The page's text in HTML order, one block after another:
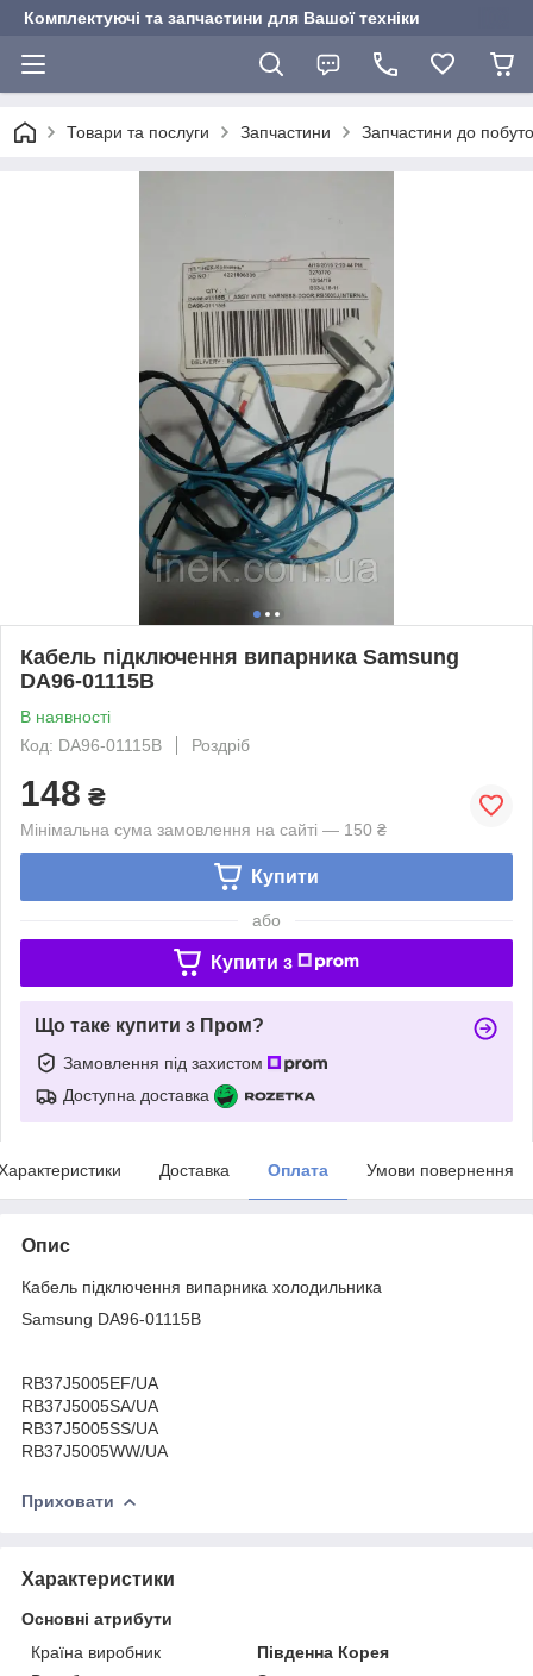
Комплектуючі та запчастини для Вашої техніки
Товари та послуги Запчастини Запчастини до
Кабель підключення випарника Samsung
DA96-01115B
В наявності
Код: DA96-01115B
Роздріб
148 ₴
Мінімальна сума замовлення на сайті — 150 ₴
Купити
або
Купити з
Що таке купити з Пром?
Замовлення під захистом
Доступна доставка
Доставка Оплата Умови повернення
Опис
Кабель підключення випарника холодильника
Samsung DA96-01115B
RB37J5005EF/UA
RB37J5005SA/UA
RB37J5005SS/UA
RB37J5005WW/UA
Приховати
Характеристики
Основні атрибути
Країна виробник
Південна Корея